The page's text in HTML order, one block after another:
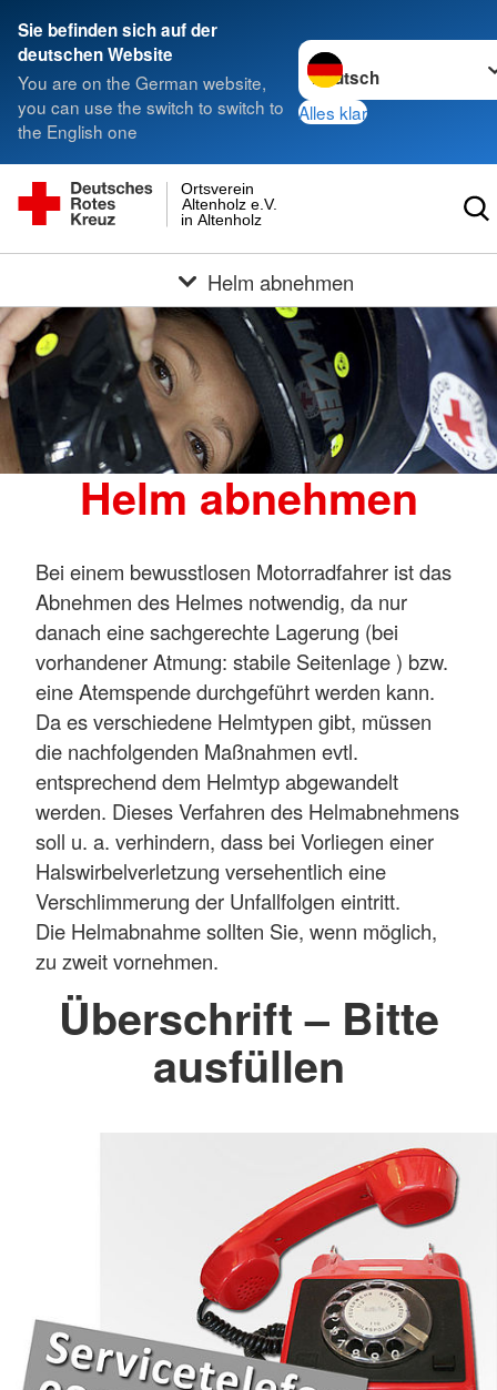
Sie befinden sich auf der
deutschen Website
You are on the German website,
you can use the switch to switch to
the English one
Sprache wechseln zu
Alles klar
in Altenholz
Altenholz e.V.
Ortsverein
Helm abnehmen
Helm abnehmen
Bei einem bewusstlosen Motorradfahrer ist das
Abnehmen des Helmes notwendig, da nur
danach eine sachgerechte Lagerung (bei
vorhandener Atmung: stabile Seitenlage ) bzw.
eine Atemspende durchgeführt werden kann.
Da es verschiedene Helmtypen gibt, müssen
die nachfolgenden Maßnahmen evtl.
entsprechend dem Helmtyp abgewandelt
werden. Dieses Verfahren des Helmabnehmens
soll u. a. verhindern, dass bei Vorliegen einer
Halswirbelverletzung versehentlich eine
Verschlimmerung der Unfallfolgen eintritt.
Die Helmabnahme sollten Sie, wenn möglich,
zu zweit vornehmen.
Überschrift – Bitte
ausfüllen